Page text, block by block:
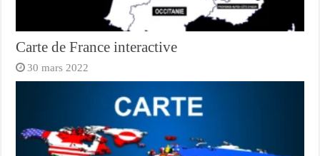
Carte de France interactive
30 mars 2022